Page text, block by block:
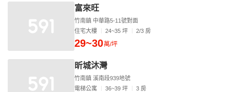
富來旺
竹南鎮 中華路5-11號對面
住宅大樓
24~35 坪 2/3 房
29~30萬/坪
昕城沐灣
竹南鎮 溪南段939地號
電梯公寓
36~39 坪 3 房